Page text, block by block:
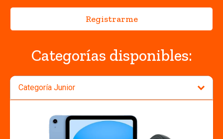
Registrarme
Categorías disponibles: